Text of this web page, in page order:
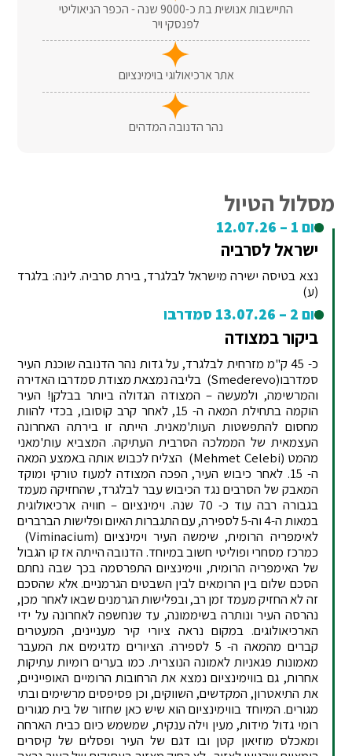
התיישבות אנושית בת כ-9000 שנה - הכפר הניאוליטי
לפנסקי ויר
אתר ארכיאולוגי בוימינציום
נהר הדנובה המדהים
מסלול הטיול
יום 1 – 12.07.26
ישראל לסרביה
נצא בטיסה ישירה מישראל לבלגרד, בירת סרביה. לינה: בלגרד
(ע)
יום 2 – 13.07.26 סמדרבו
ביקור במצודה
כ- 45 ק"מ מזרחית לבלגרד, על גדות נהר הדנובה שוכנת העיר
סמדרבו(Smederevo) בליבה נמצאת מצודת סמדרבו האדירה
והמרשימה, ולמעשה – המצודה הגדולה ביותר בבלקן! העיר
הוקמה בתחילת המאה ה- 15, לאחר קרב קוסובו, בכדי להוות
מחסום להתפשטות העות'מאנית. הייתה זו בירתה האחרונה
העצמאית של הממלכה הסרבית העתיקה. המצביא עות'מאני
מהמט (Mehmet Çelebi) הצליח לכבוש אותה באמצע המאה
ה- 15. לאחר כיבוש העיר, הפכה המצודה למעוז טורקי ומוקד
המאבק של הסרבים נגד הכיבוש עבר לבלגרד, שהחזיקה מעמד
בגבורה רבה עוד כ- 70 שנה. וימינציום – חוויה ארכיאולוגית
במאות ה-4 וה-5 לספירה, עם התגברות האיום ופלישות הברברים
לאימפריה הרומית, שימשה העיר וימינציום (Viminacium)
כמרכז מסחרי ופוליטי חשוב במיוחד. הדנובה הייתה אז קו הגבול
של האימפריה הרומית, ווימינציום התפרסמה בכך שבה נחתם
הסכם שלום בין הרומאים לבין השבטים הגרמניים. אלא שהסכם
זה לא החזיק מעמד זמן רב, ובפלישות הגרמנים שבאו לאחר מכן,
נהרסה העיר ונותרה בשיממונה, עד שנחשפה לאחרונה על ידי
הארכיאולוגים. במקום נראה ציורי קיר מעניינים, המעטרים
קברים מהמאה ה- 5 לספירה. הציורים מדגימים את המעבר
מאמונות פגאניות לאמונה הנוצרית. כמו בערים רומיות עתיקות
אחרות, גם בווימינציום נמצא את הרחובות הרומיים האופייניים,
את התיאטרון, המקדשים, השווקים, וכן פסיפסים מרשימים ובתי
מגורים. המיוחד בווימינציום הוא שיש כאן שחזור של בית מגורים
רומי גדול מידות, מעין וילה ענקית, שמשמש כיום כבית הארחה
ומאכלס מוזיאון קטן ובו דגם של העיר ופסלים של קיסרים